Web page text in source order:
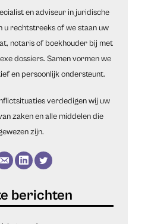
en adviseur in juridische
u rechtstreeks of we staan uw
notaris of boekhouder bij met
dossiers. Samen vormen we
en persoonlijk ondersteunt.
verdedigen wij uw
zaken en alle middelen die
zijn.